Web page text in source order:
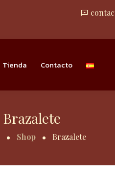
Tienda Contacto
Brazalete
Shop Brazalete